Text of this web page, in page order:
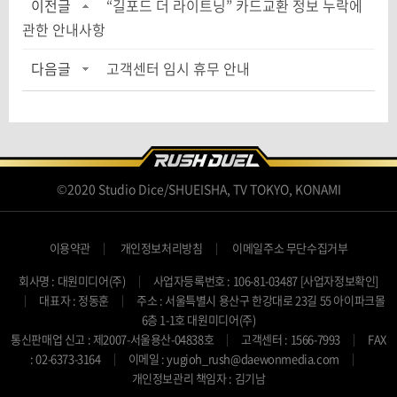
이전글
“길포드 더 라이트닝” 카드교환 정보 누락에
관한 안내사항
다음글
고객센터 임시 휴무 안내
©2020 Studio Dice/SHUEISHA, TV TOKYO, KONAMI
이용약관 개인정보처리방침
이메일주소 무단수집거부
회사명 : 대원미디어(주)
사업자등록번호 : 106-81-03487 [사업자정보확인]
대표자 : 정동훈
주소 : 서울특별시 용산구 한강대로 23길 55 아이파크몰
6층 1-1호 대원미디어(주)
통신판매업 신고 : 제2007-서울용산-04838호
고객센터 : 1566-7993
FAX
: 02-6373-3164
이메일 : yugioh_rush@daewonmedia.com
개인정보관리 책임자 : 김기남